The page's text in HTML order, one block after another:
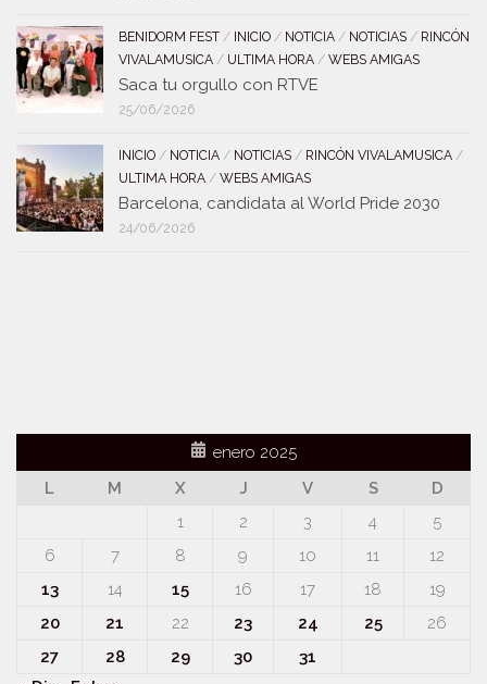
BENIDORM FEST / INICIO / NOTICIA / NOTICIAS / RINCÓN
VIVALAMUSICA / ULTIMA HORA / WEBS AMIGAS
Saca tu orgullo con RTVE
25/06/2026
INICIO / NOTICIA / NOTICIAS / RINCÓN VIVALAMUSICA /
ULTIMA HORA / WEBS AMIGAS
Barcelona, candidata al World Pride 2030
24/06/2026
enero 2025
L
M X J V S
D
1
2 3 4
5
6
7 8 9 10 11
12
13
14 15 16 17 18
19
20
21 22 23 24 25
26
27
28 29 30
31